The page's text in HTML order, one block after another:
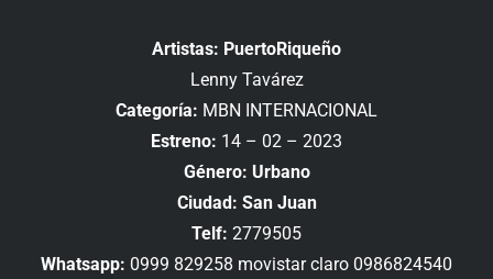
Artistas: PuertoRiqueño
Lenny Tavárez
Categoría: MBN INTERNACIONAL
Estreno: 14 – 02 – 2023
Género: Urbano
Ciudad: San Juan
Telf: 2779505
Whatsapp: 0999 829258 movistar claro 0986824540